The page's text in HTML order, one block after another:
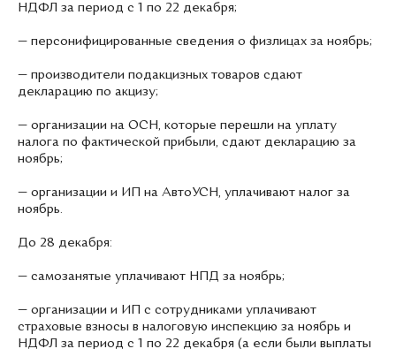
НДФЛ за период с 1 по 22 декабря;
— персонифицированные сведения о физлицах за ноябрь;
— производители подакцизных товаров сдают
декларацию по акцизу;
— организации на ОСН, которые перешли на уплату
налога по фактической прибыли, сдают декларацию за
ноябрь;
— организации и ИП на АвтоУСН, уплачивают налог за
ноябрь.
До 28 декабря:
— самозанятые уплачивают НПД за ноябрь;
— организации и ИП с сотрудниками уплачивают
страховые взносы в налоговую инспекцию за ноябрь и
НДФЛ за период с 1 по 22 декабря (а если были выплаты